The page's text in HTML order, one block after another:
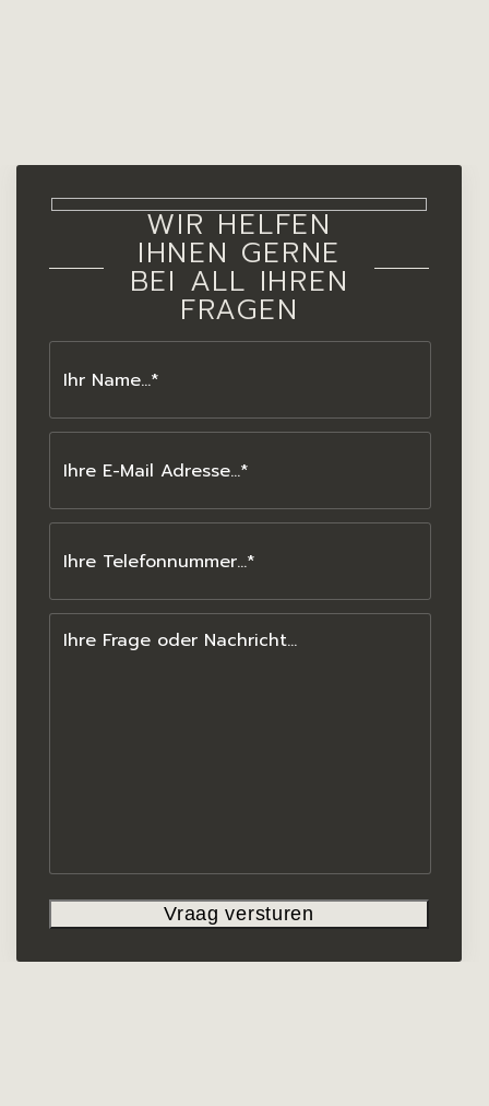
WIR HELFEN
IHNEN GERNE
BEI ALL IHREN
FRAGEN